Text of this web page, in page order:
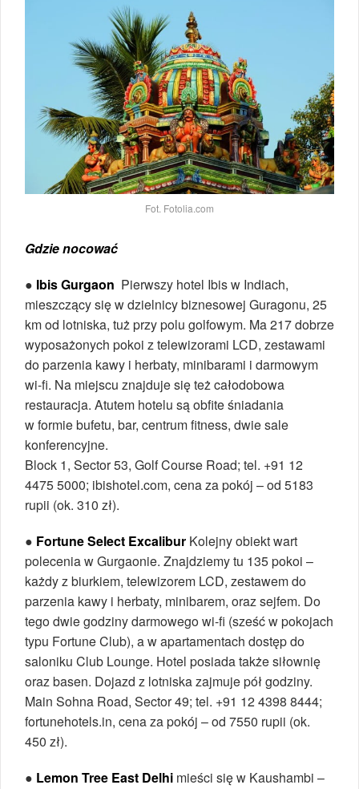
Fot. Fotolia.com
Gdzie nocować
● Ibis Gurgaon Pierwszy hotel Ibis w Indiach,
mieszczący się w dzielnicy biznesowej Guragonu, 25
km od lotniska, tuż przy polu golfowym. Ma 217 dobrze
wyposażonych pokoi z telewizorami LCD, zestawami
do parzenia kawy i herbaty, minibarami i darmowym
wi-fi. Na miejscu znajduje się też całodobowa
restauracja. Atutem hotelu są obfite śniadania
w formie bufetu, bar, centrum fitness, dwie sale
konferencyjne.
Block 1, Sector 53, Golf Course Road; tel. +91 12
4475 5000; ibishotel.com, cena za pokój – od 5183
rupii (ok. 310 zł).
● Fortune Select Excalibur Kolejny obiekt wart
polecenia w Gurgaonie. Znajdziemy tu 135 pokoi –
każdy z biurkiem, telewizorem LCD, zestawem do
parzenia kawy i herbaty, minibarem, oraz sejfem. Do
tego dwie godziny darmowego wi-fi (sześć w pokojach
typu Fortune Club), a w apartamentach dostęp do
saloniku Club Lounge. Hotel posiada także siłownię
oraz basen. Dojazd z lotniska zajmuje pół godziny.
Main Sohna Road, Sector 49; tel. +91 12 4398 8444;
fortunehotels.in, cena za pokój – od 7550 rupii (ok.
450 zł).
● Lemon Tree East Delhi mieści się w Kaushambi –